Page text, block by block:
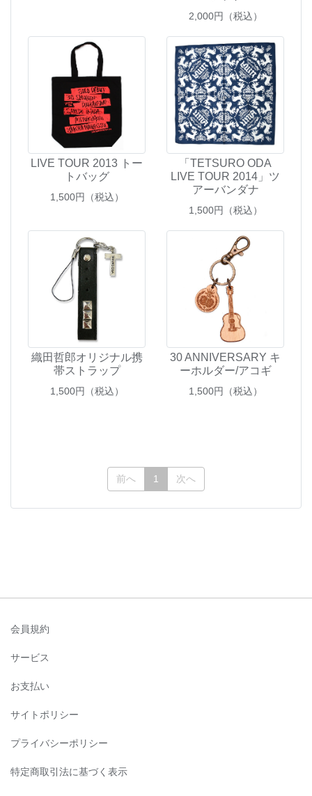
2,000円（税込）
LIVE TOUR 2013 トー
トバッグ
1,500円（税込）
「TETSURO ODA
LIVE TOUR 2014」ツ
アーバンダナ
1,500円（税込）
織田哲郎オリジナル携
帯ストラップ
1,500円（税込）
30 ANNIVERSARY キ
ーホルダー/アコギ
1,500円（税込）
前へ 1 (current)
次へ
会員規約
サービス
お支払い
サイトポリシー
プライバシーポリシー
特定商取引法に基づく表示